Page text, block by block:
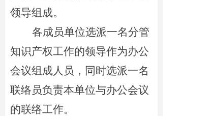
领导组成。
各成员单位选派一名分管
知识产权工作的领导作为办公
会议组成人员，同时选派一名
联络员负责本单位与办公会议
的联络工作。